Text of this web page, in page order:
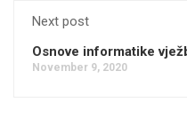
Next post
Osnove informatike
November 9, 2020